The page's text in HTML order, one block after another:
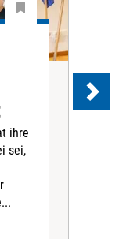
ihre
sei,